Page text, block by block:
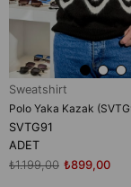
Sweatshirt
Polo Yaka Kazak
SVTG91
ADET
₺899,00
₺1.199,00